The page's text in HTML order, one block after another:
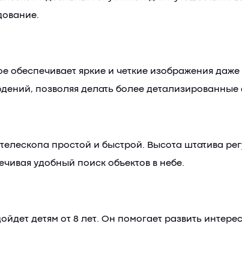
яркие и четкие изображения даже
позволяя делать более детализированные
простой и быстрой. Высота штатива
удобный поиск объектов в небе.
детям от 8 лет. Он помогает развить